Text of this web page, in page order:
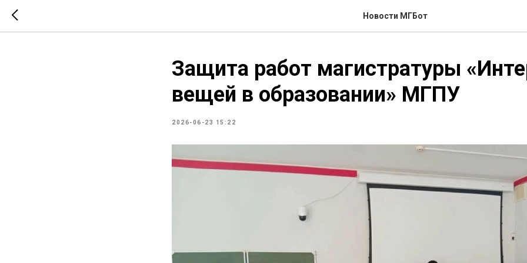
Новости МГБот
Защита работ магистратуры
вещей в образовании» МГПУ
2026-06-23 15:22